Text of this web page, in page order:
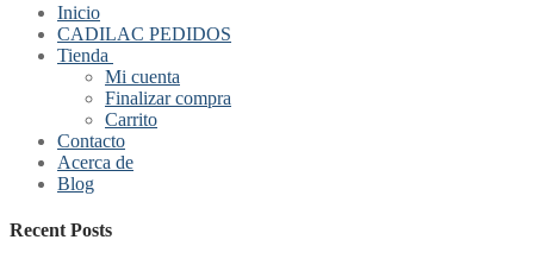
Inicio
CADILAC PEDIDOS
Tienda
Mi cuenta
Finalizar compra
Carrito
Contacto
Acerca de
Blog
Recent Posts